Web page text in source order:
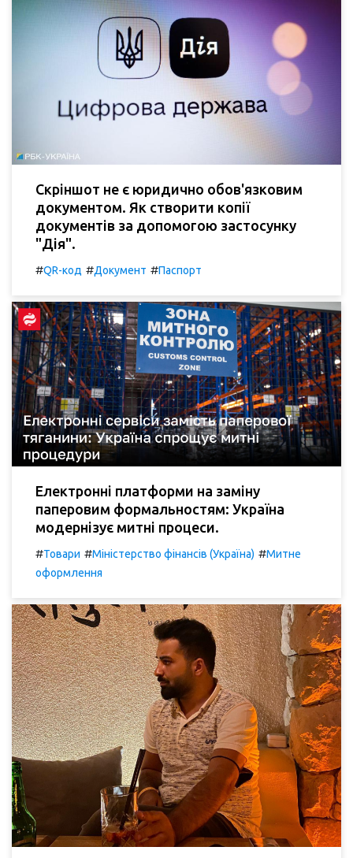
Скріншот не є юридично обов'язковим
документом. Як створити копії
документів за допомогою застосунку
"Дія".
#QR-код #Документ #Паспорт
Електронні платформи на заміну
паперовим формальностям: Україна
модернізує митні процеси.
#Товари #Міністерство фінансів (Україна) #Митне
оформлення